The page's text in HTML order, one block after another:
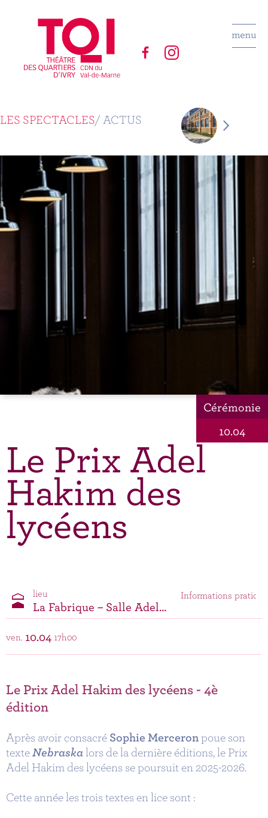
LES SPECTACLES/ ACTUS
Cérémonie
10.04
Le Prix Adel
Hakim des
lycéens
lieu
La Fabrique – Salle Adel Hakim
Informations
ven. 10.04 17h00
Le Prix Adel Hakim des lycéens - 4è
édition
Après avoir consacré Sophie Merceron poue son
texteNebraskalors de la dernière éditions, le Prix
Adel Hakim des lycéens se poursuit en 2025-2026.
Cette année les trois textes en lice sont :